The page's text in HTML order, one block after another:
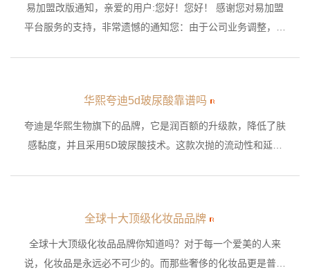
易加盟改版通知，亲爱的用户:您好！您好！ 感谢您对易加盟
平台服务的支持，非常遗憾的通知您：由于公司业务调整，自
面，感谢您一直以来的支持，由此给您带来的不便，我们深表
歉意！
华熙夸迪5d玻尿酸靠谱吗
夸迪是华熙生物旗下的品牌，它是润百额的升级款，降低了肤
感黏度，并且采用5D玻尿酸技术。这款次抛的流动性和延展
全球十大顶级化妆品品牌
全球十大顶级化妆品品牌你知道吗？对于每一个爱美的人来
说，化妆品是永远必不可少的。而那些奢侈的化妆品更是普通